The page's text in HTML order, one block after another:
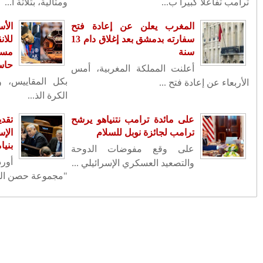
في طريقه
الذهبية..
تمريرات
أردتم الكيل،
المحكمة العليا
رئيس الوزراء
عبرية أن
فاس .. افتتاح متحف البطحاء للفنون
الإسلامية بعد ان...
محكمة الاستئناف بفاس تسدل
الستار عن ملف الفساد مال...
مجلس جماعة عين البيضاء يرد على
مزاعم هدر المال الع...
نشرة إنذارية .. تساقطات ثلجية
وأمطار قوية وهبات ري...
قبل لقائه بالرئيس الأوكراني غدا..
ترامب لن يقدم ضم...
انفتاح التهامي الوزاني على المجتمع